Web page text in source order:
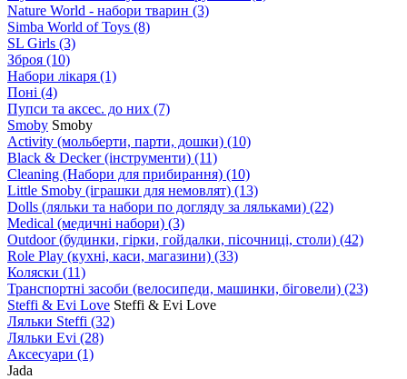
Nature World - набори тварин (3)
Simba World of Toys (8)
SL Girls (3)
Зброя (10)
Набори лікаря (1)
Поні (4)
Пупси та аксес. до них (7)
Smoby Smoby
Аctivity (мольберти, парти, дошки) (10)
Black & Decker (інструменти) (11)
Cleaning (Набори для прибирання) (10)
Little Smoby (іграшки для немовлят) (13)
Dolls (ляльки та набори по догляду за ляльками) (22)
Medical (медичні набори) (3)
Outdoor (будинки, гірки, гойдалки, пісочниці, столи) (42)
Role Play (кухні, каси, магазини) (33)
Коляски (11)
Транспортні засоби (велосипеди, машинки, біговели) (23)
Steffi & Evi Love Steffi & Evi Love
Ляльки Steffi (32)
Ляльки Evi (28)
Аксесуари (1)
Jada